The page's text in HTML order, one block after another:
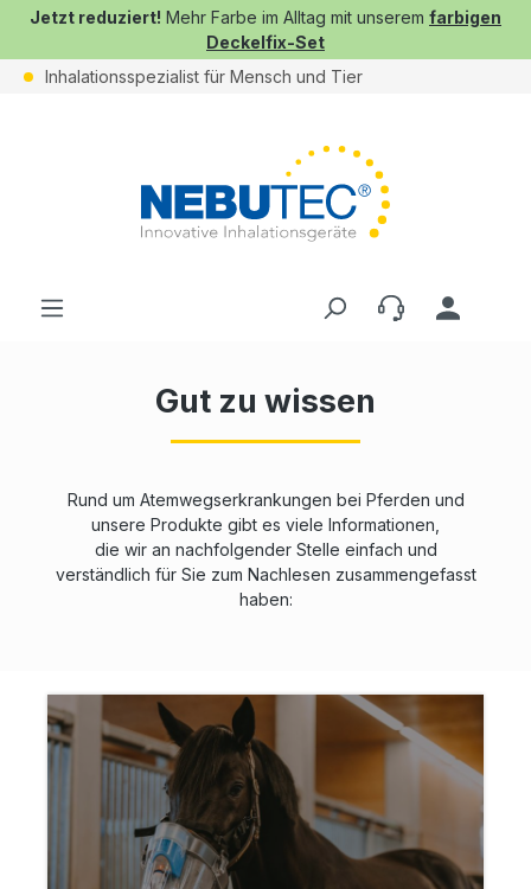
Jetzt reduziert! Mehr Farbe im Alltag mit unserem farbigen
Deckelfix-Set
Inhalationsspezialist für Mensch und Tier
Gut zu wissen
Rund um Atemwegserkrankungen bei Pferden und
unsere Produkte gibt es viele Informationen,
die wir an nachfolgender Stelle einfach und
verständlich für Sie zum Nachlesen zusammengefasst
haben: